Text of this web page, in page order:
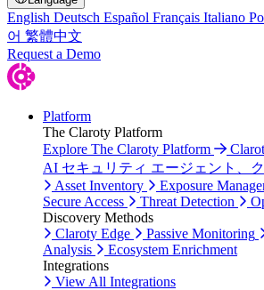
English Deutsch Español Français Italiano
어 繁體中文
Request a Demo
Platform
The Claroty Platform
Explore The Claroty Platform
AI セキュリティ エージェント、
Asset Inventory
Exposure
Secure Access
Threat Detection
Discovery Methods
Claroty Edge
Passive Monitoring
Analysis
Ecosystem Enrichment
Integrations
View All Integrations